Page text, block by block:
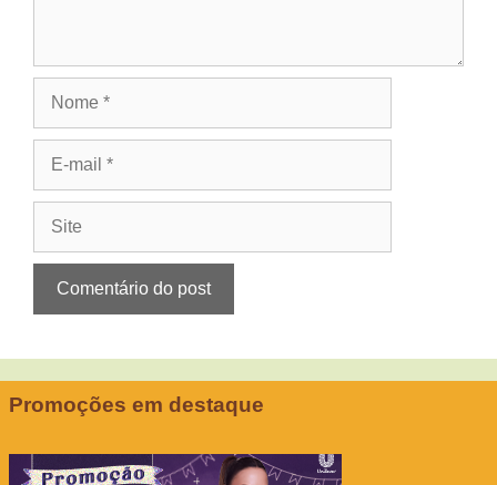
Promoções em destaque